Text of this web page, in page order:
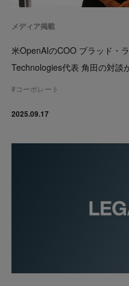
メディア掲載
米OpenAIのCOO ブラッド・
Technologies代表 角田の対談
#コーポレート
2025.09.17